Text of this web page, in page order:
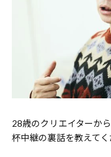
28歳のクリエイターか
杯中継の裏話を教えてく